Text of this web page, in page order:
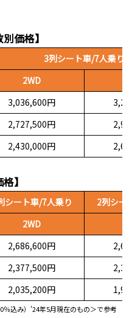
価格】
3列シート車/7人乗り
2WD
3,036,600円
2,727,500円
2,430,000円
】
シート車/7人乗り
2列シー
2WD
2,686,600円
2,377,500円
2,035,200円
込み）'24年5月現在のもの＞で参考